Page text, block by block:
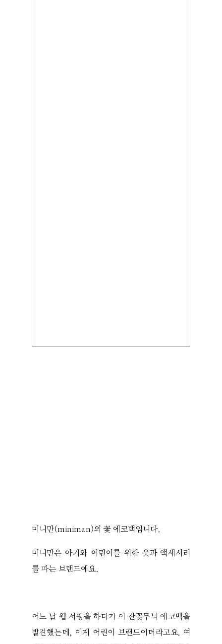
미니만(miniman)의 꽃 에코백입니다.
미니만은 아기와 어린이를 위한 옷과 액세서리
를 파는 브랜드예요.
어느 날 웹 서핑을 하다가 이 잔꽃무늬 에코백을
발견했는데, 이게 어린이 브랜드이더라고요. 여